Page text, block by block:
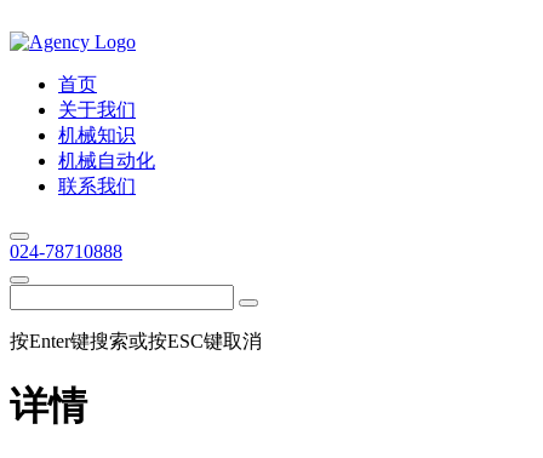
首页
关于我们
机械知识
机械自动化
联系我们
024-78710888
按Enter键搜索或按ESC键取消
详情